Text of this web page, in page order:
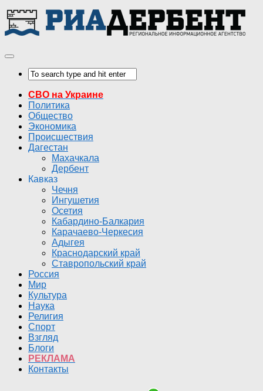
СВО на Украине
Политика
Общество
Экономика
Происшествия
Дагестан
Махачкала
Дербент
Кавказ
Чечня
Ингушетия
Осетия
Кабардино-Балкария
Карачаево-Черкесия
Адыгея
Краснодарский край
Ставропольский край
Россия
Мир
Культура
Наука
Религия
Спорт
Взгляд
Блоги
РЕКЛАМА
Контакты